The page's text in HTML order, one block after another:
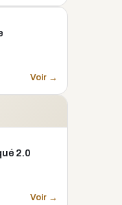
Voir →
2.0
Voir →